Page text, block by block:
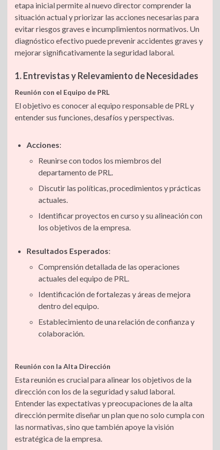
etapa inicial permite al nuevo director comprender la
situación actual y priorizar las acciones necesarias para
evitar riesgos graves e incumplimientos normativos. Un
diagnóstico efectivo puede prevenir accidentes graves y
mejorar significativamente la seguridad laboral.
1. Entrevistas y Relevamiento de Necesidades
Reunión con el Equipo de PRL
El objetivo es conocer al equipo responsable de PRL y
entender sus funciones, desafíos y perspectivas.
Acciones:
Reunirse con todos los miembros del
departamento de PRL.
Discutir las políticas, procedimientos y prácticas
actuales.
Identificar proyectos en curso y su alineación con
los objetivos de la empresa.
Resultados Esperados:
Comprensión detallada de las operaciones
actuales del equipo de PRL.
Identificación de fortalezas y áreas de mejora
dentro del equipo.
Establecimiento de una relación de confianza y
colaboración.
Reunión con la Alta Dirección
Esta reunión es crucial para alinear los objetivos de la
dirección con los de la seguridad y salud laboral.
Entender las expectativas y preocupaciones de la alta
dirección permite diseñar un plan que no solo cumpla con
las normativas, sino que también apoye la visión
estratégica de la empresa.